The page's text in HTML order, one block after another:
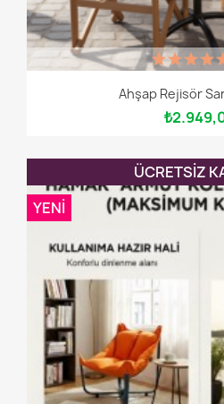
Ahşap Rejisör
ÜCRETSIZ
YENI